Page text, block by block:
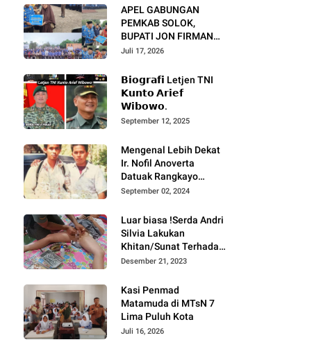
APEL GABUNGAN
PEMKAB SOLOK,
BUPATI JON FIRMAN
PANDU TEKANKAN ASN
DAN PELAYANAN
MASYARAKAT.
Juli 17, 2026
𝗕𝗶𝗼𝗴𝗿𝗮𝗳𝗶 Letjen TNI
𝗞𝘂𝗻𝘁𝗼 𝗔𝗿𝗶𝗲𝗳
𝗪𝗶𝗯𝗼𝘄𝗼.
September 12, 2025
Mengenal Lebih Dekat
Ir. Nofil Anoverta
Datuak Rangkayo
Batuah Cawako
September 02, 2024
Luar biasa !Serda Andri
Silvia Lakukan
Khitan/Sunat Terhadap
Anak Warga Binaannya
Desember 21, 2023
Kasi Penmad
Matamuda di MTsN 7
Lima Puluh Kota
Juli 16, 2026